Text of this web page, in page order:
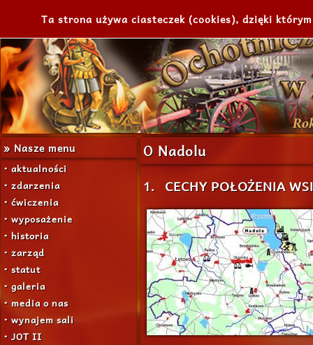
» Nasze menu
• aktualności
• zdarzenia
• ćwiczenia
• wyposażenie
• historia
• zarząd
• statut
• galeria
• media o nas
• wynajem sali
• JOT II
O Nadolu
1. CECHY POŁOŻENIA
Ta strona używa ciasteczek (cookies), dzięki